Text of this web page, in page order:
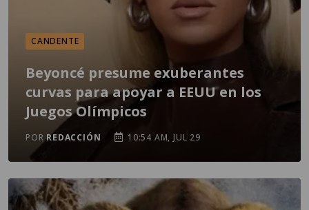
CANDENTE
Beyoncé presume exuberantes
curvas para apoyar a EEUU en los
Juegos Olímpicos
PORREDACCIÓN 10:54 AM, JUL 29